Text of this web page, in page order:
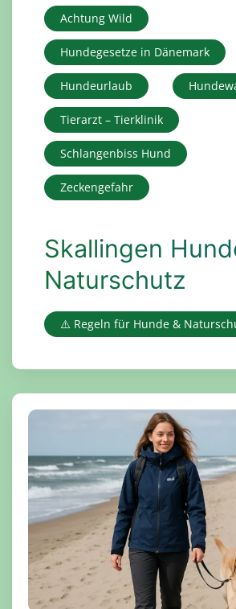
Achtung Wild
Hundegesetze in Dänemark
Hundeurlaub
Tierarzt – Tierklinik
Schlangenbiss Hund
Zeckengefahr
Skallingen
Naturschutz
⚠️ Regeln für Hunde &